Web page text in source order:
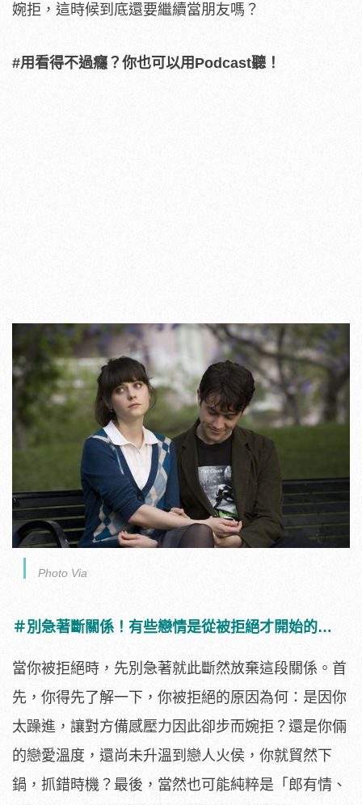
婉拒，這時候到底還要繼續當朋友嗎？
#用看得不過癮？你也可以用Podcast聽！
Photo Via
＃別急著斷關係！有些戀情是從被拒絕才開始的…
當你被拒絕時，先別急著就此斷然放棄這段關係。首
先，你得先了解一下，你被拒絕的原因為何：是因你
太躁進，讓對方備感壓力因此卻步而婉拒？還是你倆
的戀愛溫度，還尚未升溫到戀人火侯，你就貿然下
鍋，抓錯時機？最後，當然也可能純粹是「郎有情、